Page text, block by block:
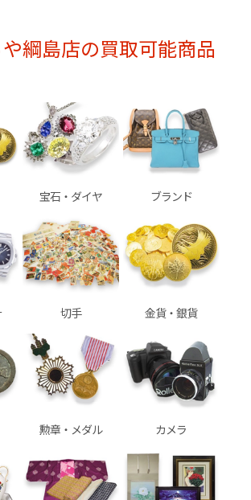
綱島店の買取可能商品
宝石・ダイヤ ブランド
切手 金貨・銀貨
勲章・メダル カメラ